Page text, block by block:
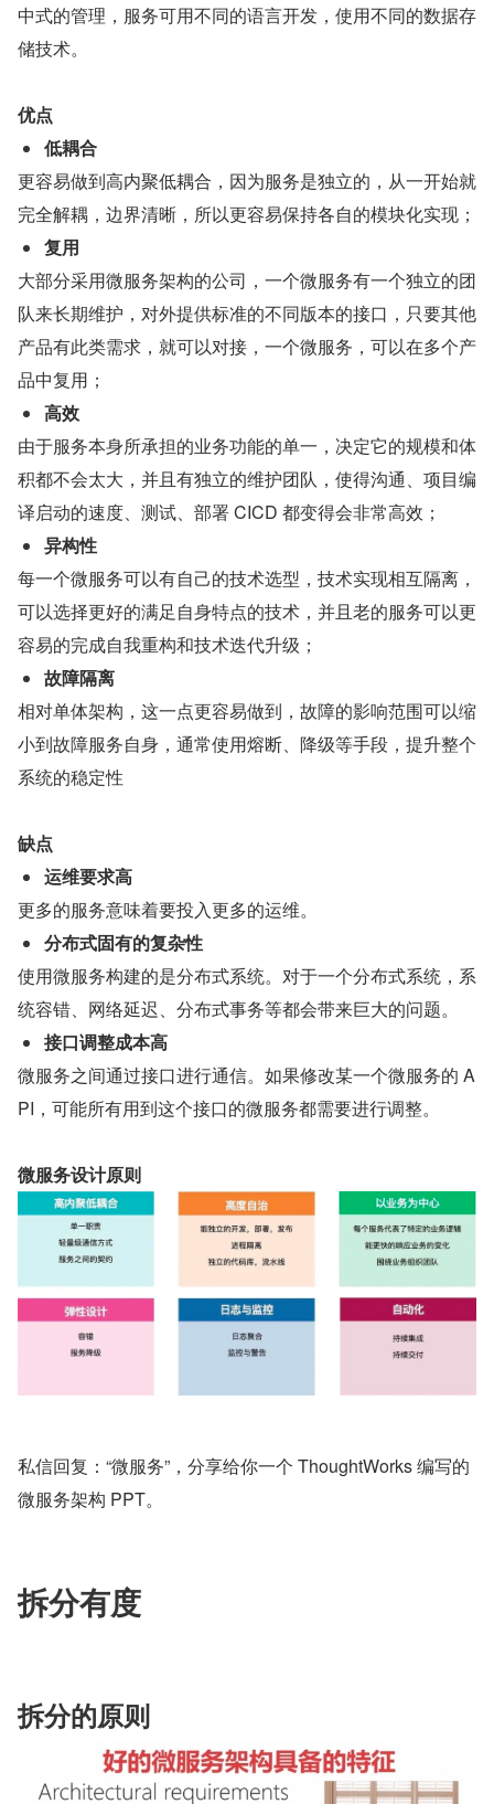
中式的管理，服务可用不同的语言开发，使用不同的数据存
储技术。
优点
低耦合
更容易做到高内聚低耦合，因为服务是独立的，从一开始就
完全解耦，边界清晰，所以更容易保持各自的模块化实现；
复用
大部分采用微服务架构的公司，一个微服务有一个独立的团
队来长期维护，对外提供标准的不同版本的接口，只要其他
产品有此类需求，就可以对接，一个微服务，可以在多个产
品中复用；
高效
由于服务本身所承担的业务功能的单一，决定它的规模和体
积都不会太大，并且有独立的维护团队，使得沟通、项目编
译启动的速度、测试、部署 CICD 都变得会非常高效；
异构性
每一个微服务可以有自己的技术选型，技术实现相互隔离，
可以选择更好的满足自身特点的技术，并且老的服务可以更
容易的完成自我重构和技术迭代升级；
故障隔离
相对单体架构，这一点更容易做到，故障的影响范围可以缩
小到故障服务自身，通常使用熔断、降级等手段，提升整个
系统的稳定性
缺点
运维要求高
更多的服务意味着要投入更多的运维。
分布式固有的复杂性
使用微服务构建的是分布式系统。对于一个分布式系统，系
统容错、网络延迟、分布式事务等都会带来巨大的问题。
接口调整成本高
微服务之间通过接口进行通信。如果修改某一个微服务的 A
PI，可能所有用到这个接口的微服务都需要进行调整。
微服务设计原则
私信回复：“微服务”，分享给你一个 ThoughtWorks 编写的
微服务架构 PPT。
拆分有度
拆分的原则